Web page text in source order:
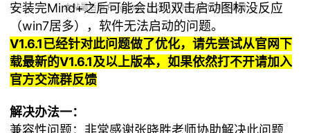
本帖最后由 Forgotten 于 2019-10-29 11:40 编辑
安装完Mind+之后可能会出现双击启动图标没反应
（win7居多），软件无法启动的问题。
V1.6.1已经针对此问题做了优化，请先尝试从官网下
载最新的V1.6.1及以上版本，如果依然打不开请加入
官方交流群反馈
解决办法一：
兼容性问题：非常感谢张晓胜老师协助解决此问题